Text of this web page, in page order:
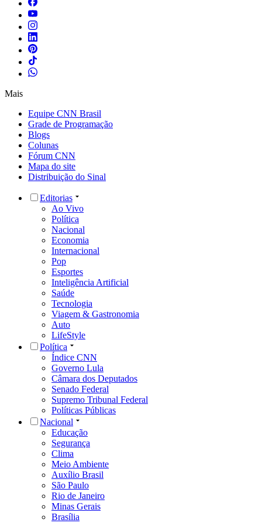
Mais
Equipe CNN Brasil
Grade de Programação
Blogs
Colunas
Fórum CNN
Mapa do site
Distribuição do Sinal
Editorias
Ao Vivo
Política
Nacional
Economia
Internacional
Pop
Esportes
Inteligência Artificial
Saúde
Tecnologia
Viagem & Gastronomia
Auto
LifeStyle
Política
Índice CNN
Governo Lula
Câmara dos Deputados
Senado Federal
Supremo Tribunal Federal
Políticas Públicas
Nacional
Educação
Segurança
Clima
Meio Ambiente
Auxílio Brasil
São Paulo
Rio de Janeiro
Minas Gerais
Brasília